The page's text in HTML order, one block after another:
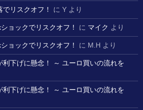
でリスクオフ！ に Y より
ョックでリスクオフ！ に マイク より
ョックでリスクオフ！ に M.H より
利下げに懸念！ ～ ユーロ買いの流れを
利下げに懸念！ ～ ユーロ買いの流れを